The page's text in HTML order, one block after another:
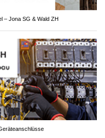
– Jona SG & Wald ZH